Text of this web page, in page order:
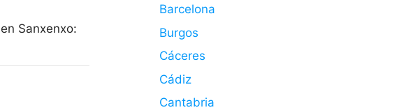
Sanxenxo:
Barcelona
Burgos
Cáceres
Cádiz
Cantabria